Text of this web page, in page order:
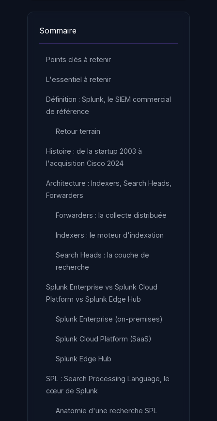
Sommaire
Points clés à retenir
L'essentiel à retenir
Définition : Splunk, le SIEM commercial
de référence
Retour terrain
Histoire : de la startup 2003 à
l'acquisition Cisco 2024
Architecture : Indexers, Search Heads,
Forwarders
Forwarders : la collecte distribuée
Indexers : le moteur d'indexation
Search Heads : la couche de
recherche
Splunk Enterprise vs Splunk Cloud
Platform vs Splunk Edge Hub
Splunk Enterprise (on-premises)
Splunk Cloud Platform (SaaS)
Splunk Edge Hub
SPL : Search Processing Language, le
cœur de Splunk
Anatomie d'une recherche SPL